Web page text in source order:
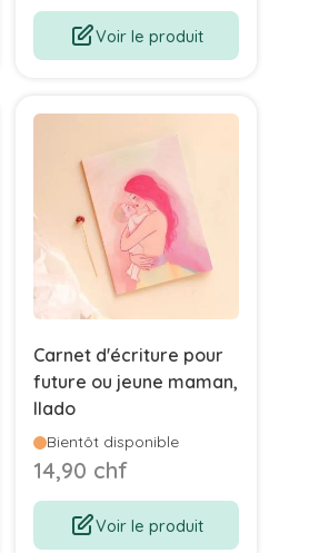
Voir le produit
Carnet d'écriture pour
future ou jeune maman,
Ilado
Bientôt disponible
14,90 chf
Voir le produit